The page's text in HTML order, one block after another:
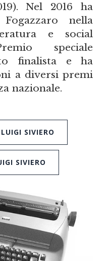
Nel 2016 ha
nella
e social
speciale
finalista e ha
a diversi premi
nazionale.
SIVIERO
SIVIERO